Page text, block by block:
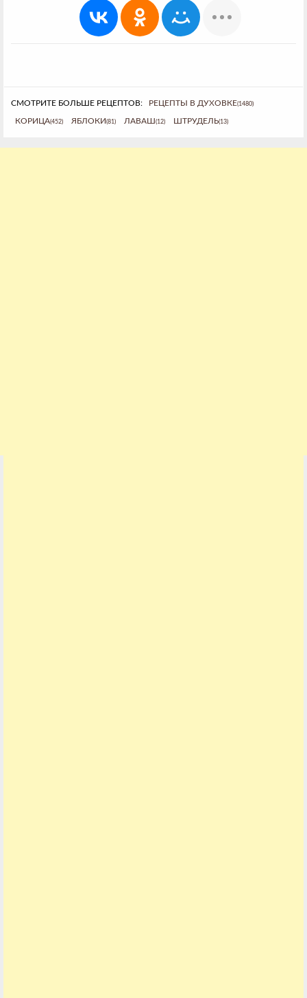
СМОТРИТЕ БОЛЬШЕ РЕЦЕПТОВ: РЕЦЕПТЫ В ДУХОВКЕ(1480)
КОРИЦА(452) ЯБЛОКИ(81) ЛАВАШ(12) ШТРУДЕЛЬ(13)